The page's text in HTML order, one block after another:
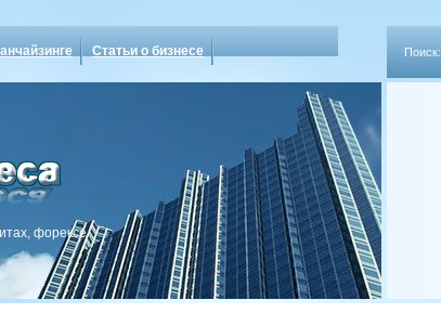
Статьи о бизнесе
Поиск:
форексе